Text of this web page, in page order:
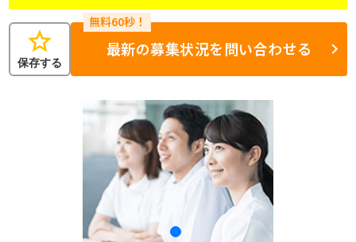
star
保存する
最新の募集状況を問い合わせる